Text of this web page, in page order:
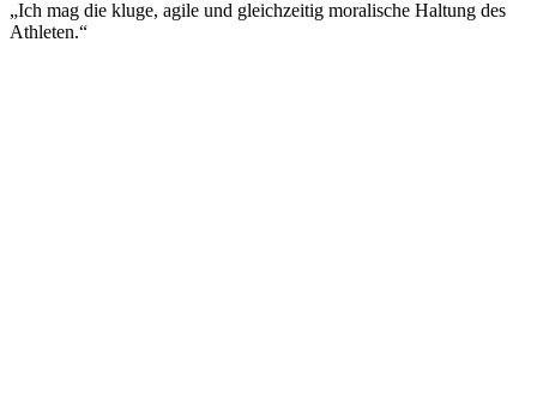
„Ich mag die kluge, agile und gleichzeitig moralische Haltung des
Athleten.“